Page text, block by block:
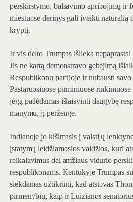
perskirstymo, balsavimo apribojimų ir
miestuose derinys gali įveikti natūralią
kryptį.
Ir vis dėlto Trumpas išlieka
Jis ne kartą demonstravo gebėjimą
Respublikonų partijoje ir nubausti savo
Pastaruosiuose pirminiuose
jėgą padėdamas išlaisvinti daugybę
manymu, jį peržengė.
Indianoje jo kišimasis į valstijų
įstatymų leidžiamosios valdžios, kuri
reikalavimus dėl amžiaus vidurio
respublikonams. Kentukyje Trumpas
siekdamas užtikrinti, kad atstovas
pirmenybių, kaip ir Luizianos